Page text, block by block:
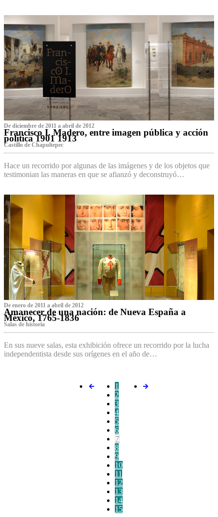
De diciembre de 2011 a abril de 2012
Francisco I. Madero, entre imagen pública y acción
política 1901 1913
Castillo de Chapultepec
Hace un recorrido por algunas de las imágenes y de los objetos que
testimonian las maneras en que se afianzó y deconstruyó…
De enero de 2011 a abril de 2012
Amanecer de una nación: de Nueva España a
México, 1765-1836
Salas de historia
En sus nueve salas, esta exhibición ofrece un recorrido por la lucha
independentista desde sus orígenes en el año de…
1
2
3
4
5
6
7
8
9
10
11
12
13
14
15